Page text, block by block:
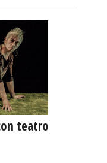
teatro